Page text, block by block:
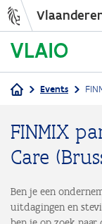
Events
FINMIX
Care
Ben je een
uitdagingen en